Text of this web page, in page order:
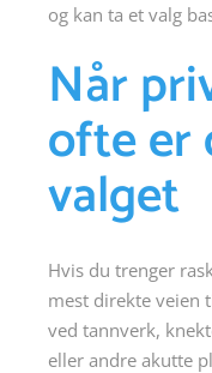
og kan ta et valg
Når
ofte er
valget
Hvis du trenger
mest direkte veien
ved tannverk,
eller andre akutte